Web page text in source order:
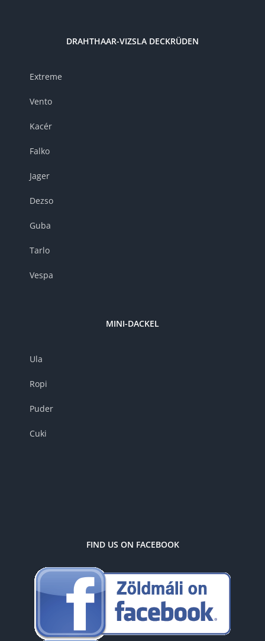
DRAHTHAAR-VIZSLA DECKRÜDEN
Extreme
Vento
Kacér
Falko
Jager
Dezso
Guba
Tarlo
Vespa
MINI-DACKEL
Ula
Ropi
Puder
Cuki
FIND US ON FACEBOOK